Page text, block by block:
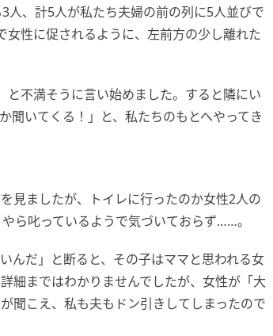
人、計5人が私たち夫婦の前の列に5人並びで
性に促されるように、左前方の少し離れた
不満そうに言い始めました。すると隣にい
聞いてくる！」と、私たちのもとへやってき
見ましたが、トイレに行ったのか女性2人の
ら叱っているようで気づいておらず……。
んだ」と断ると、その子はママと思われる女
細まではわかりませんでしたが、女性が「大
聞こえ、私も夫もドン引きしてしまったので